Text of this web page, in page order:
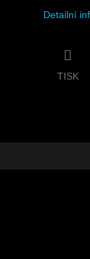
Detailní
TISK